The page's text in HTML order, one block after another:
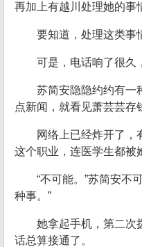
再加上有越川处理她的事
要知道，处理这类事
可是，电话响了很久
苏简安隐隐约约有一
点新闻，就看见萧芸芸存
网络上已经炸开了，
这个职业，连医学生都被
“不可能。”苏简安不
种事。”
她拿起手机，第二次
话总算接通了。